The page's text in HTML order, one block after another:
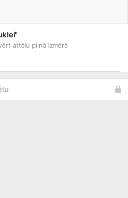
attēlu pilnā izmērā